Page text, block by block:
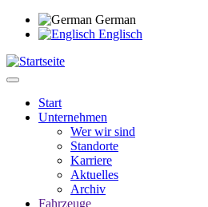
Direkt
zum
German
Englisch
Main
Start
Unternehmen
Wer wir sind
Standorte
Karriere
Aktuelles
Archiv
Fahrzeuge